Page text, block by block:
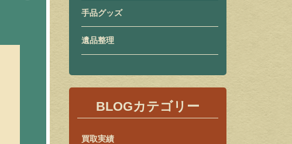
手品グッズ
遺品整理
BLOGカテゴリー
買取実績